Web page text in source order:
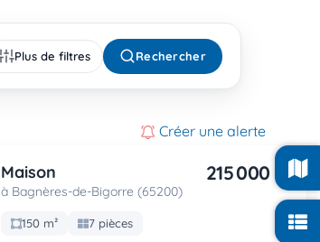
Plus de filtres Rechercher
Créer une alerte
Maison
à Bagnères-de-Bigorre (65200)
215 000 €
150 m² 7 pièces